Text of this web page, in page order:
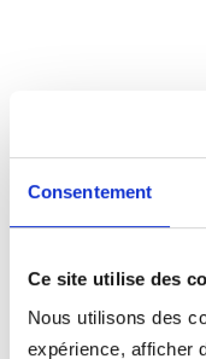
Consentement
Ce site utilise des
Nous utilisons des
expérience, afficher